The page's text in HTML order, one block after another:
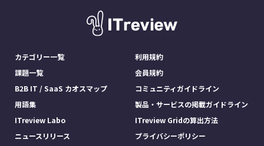
カテゴリー一覧
課題一覧
B2B IT / SaaS カオスマップ
用語集
ITreview Labo
ニュースリリース
利用規約
会員規約
コミュニティガイドライン
製品・サービスの掲載ガイドライン
ITreview Gridの算出方法
プライバシーポリシー